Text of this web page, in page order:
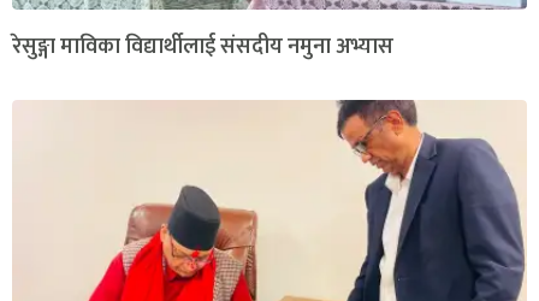
रेसुङ्गा माविका विद्यार्थीलाई संसदीय नमुना अभ्यास